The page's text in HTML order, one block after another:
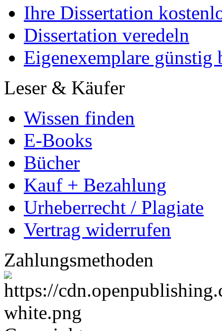
Ihre Dissertation
Dissertation veredeln
Eigenexemplare günstig
Leser & Käufer
Wissen finden
E-Books
Bücher
Kauf + Bezahlung
Urheberrecht / Plagiate
Vertrag widerrufen
Zahlungsmethoden